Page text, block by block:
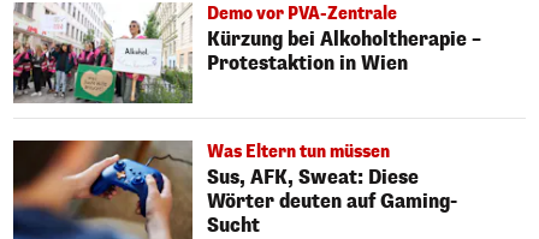
Demo vor PVA-Zentrale
Kürzung bei Alkoholtherapie –
Protestaktion in Wien
Was Eltern tun müssen
Sus, AFK, Sweat: Diese
Wörter deuten auf Gaming-
Sucht